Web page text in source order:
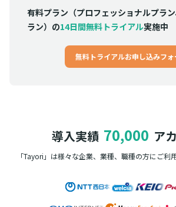
有料プラン（プロフェッショナルプラ
ラン）の14日間無料トライアル実施中
無料トライアルお申し込みフォ
導入実績 70,000 ア
「Tayori」は様々な企業、業種、職種の方に ご利